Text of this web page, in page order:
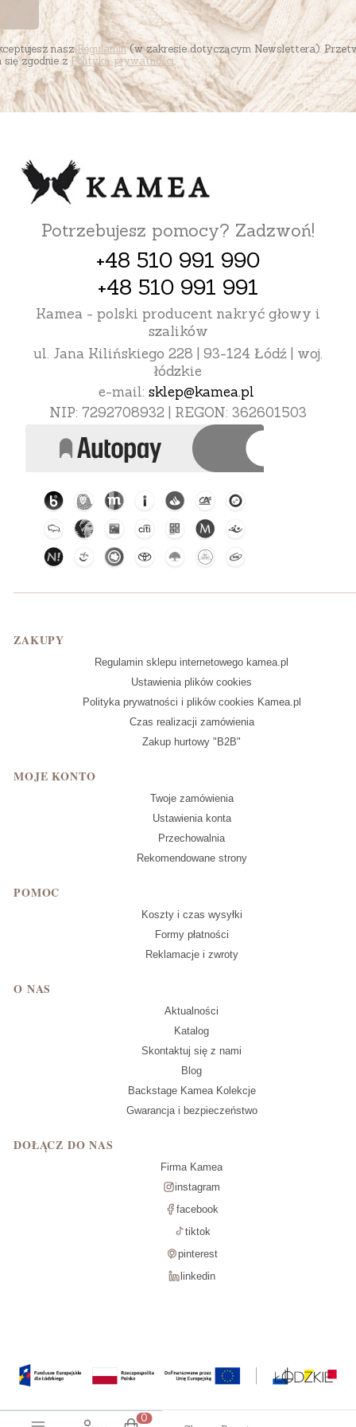
naszRegulamin(w zakresie dotyczącym Newslettera).
się zgodnie zPolityką prywatności.
Potrzebujesz pomocy? Zadzwoń!
+48 510 991 990
+48 510 991 991
Kamea - polski producent nakryć głowy i
szalików
ul. Jana Kilińskiego 228 | 93-124 Łódź | woj.
łódzkie
e-mail: sklep@kamea.pl
NIP: 7292708932 | REGON: 362601503
Linki w stopce
ZAKUPY
Regulamin sklepu internetowego kamea.pl
Ustawienia plików cookies
Polityka prywatności i plików cookies Kamea.pl
Czas realizacji zamówienia
Zakup hurtowy "B2B"
MOJE KONTO
Twoje zamówienia
Ustawienia konta
Przechowalnia
Rekomendowane strony
POMOC
Koszty i czas wysyłki
Formy płatności
Reklamacje i zwroty
O NAS
Aktualności
Katalog
Skontaktuj się z nami
Blog
Backstage Kamea Kolekcje
Gwarancja i bezpieczeństwo
DOŁĄCZ DO NAS
Firma Kamea
instagram
facebook
tiktok
pinterest
linkedin